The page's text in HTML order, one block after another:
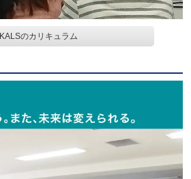
KALSのカリキュラム